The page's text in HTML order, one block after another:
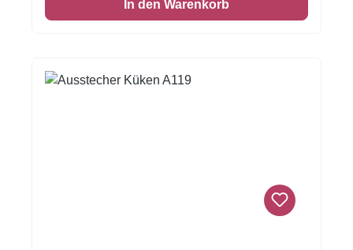
wunderbar mit leckerer Marmelade füllen.
In den Warenkorb